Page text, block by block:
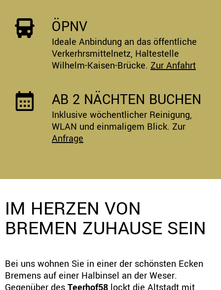
ÖPNV
Ideale Anbindung an das öffentliche
Verkerhrsmittelnetz, Haltestelle
Wilhelm-Kaisen-Brücke. Zur Anfahrt
AB 2 NÄCHTEN BUCHEN
Inklusive wöchentlicher Reinigung,
WLAN und einmaligem Blick. Zur
Anfrage
IM HERZEN VON
BREMEN ZUHAUSE SEIN
Bei uns wohnen Sie in einer der schönsten Ecken
Bremens auf einer Halbinsel an der Weser.